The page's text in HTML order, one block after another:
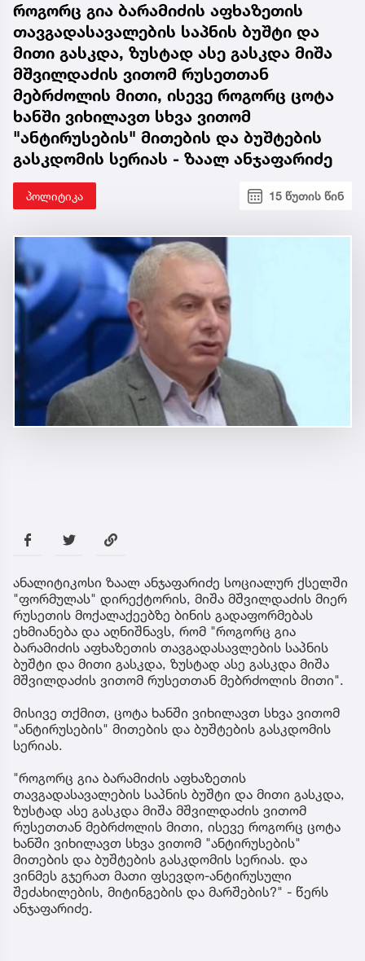
როგორც გია ბარამიძის აფხაზეთის
თავგადასავალების საპნის ბუშტი და
მითი გასკდა, ზუსტად ასე გასკდა მიშა
მშვილდაძის ვითომ რუსეთთან
მებრძოლის მითი, ისევე როგორც ცოტა
ხანში ვიხილავთ სხვა ვითომ
"ანტირუსების" მითების და ბუშტების
გასკდომის სერიას - ზაალ ანჯაფარიძე
პოლიტიკა 15 წუთის წინ
ანალიტიკოსი ზაალ ანჯაფარიძე სოციალურ ქსელში
"ფორმულას" დირექტორის, მიშა მშვილდაძის მიერ
რუსეთის მოქალაქეებზე ბინის გადაფორმებას
ეხმიანება და აღნიშნავს, რომ "როგორც გია
ბარამიძის აფხაზეთის თავგადასავლების საპნის
ბუშტი და მითი გასკდა, ზუსტად ასე გასკდა მიშა
მშვილდაძის ვითომ რუსეთთან მებრძოლის მითი".
მისივე თქმით, ცოტა ხანში ვიხილავთ სხვა ვითომ
"ანტირუსების" მითების და ბუშტების გასკდომის
სერიას.
"როგორც გია ბარამიძის აფხაზეთის
თავგადასავალების საპნის ბუშტი და მითი გასკდა,
ზუსტად ასე გასკდა მიშა მშვილდაძის ვითომ
რუსეთთან მებრძოლის მითი, ისევე როგორც ცოტა
ხანში ვიხილავთ სხვა ვითომ "ანტირუსების"
მითების და ბუშტების გასკდომის სერიას. და
ვინმეს გჯერათ მათი ფსევდო-ანტირუსული
შეძახილების, მიტინგების და მარშების?" - წერს
ანჯაფარიძე.